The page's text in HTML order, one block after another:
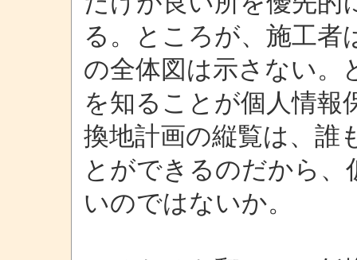
る。ところが、施工者
の全体図は示さない。
を知ることが個人情報
換地計画の縦覧は、誰
とができるのだから
いのではないか。